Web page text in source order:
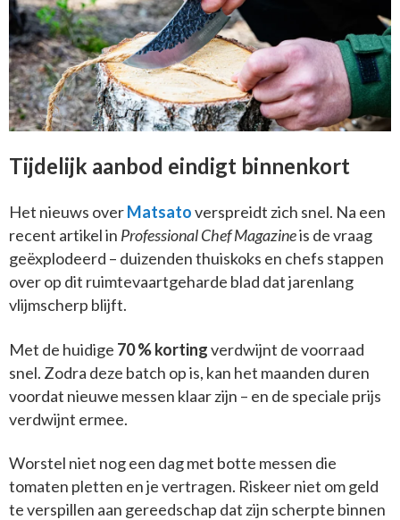
Tijdelijk aanbod eindigt binnenkort
Het nieuws overMatsatoverspreidt zich snel. Na een
recent artikel in Professional Chef Magazineis de vraag
geëxplodeerd – duizenden thuiskoks en chefs stappen
over op dit ruimtevaartgeharde blad dat jarenlang
vlijmscherp blijft.
Met de huidige 70 % kortingverdwijnt de voorraad
snel. Zodra deze batch op is, kan het maanden duren
voordat nieuwe messen klaar zijn – en de speciale prijs
verdwijnt ermee.
Worstel niet nog een dag met botte messen die
tomaten pletten en je vertragen. Riskeer niet om geld
te verspillen aan gereedschap dat zijn scherpte binnen